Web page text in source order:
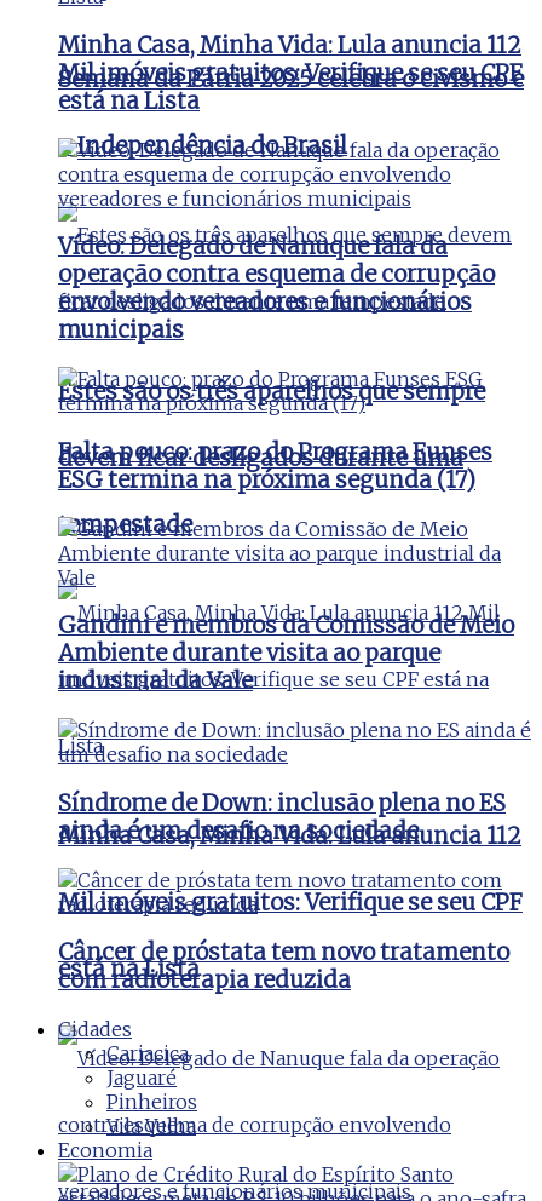
Semana da Pátria 2025 celebra o civismo e
a Independência do Brasil
Estes são os três aparelhos que sempre
devem ficar desligados durante uma
tempestade
Minha Casa, Minha Vida: Lula anuncia 112
Mil imóveis gratuitos: Verifique se seu CPF
está na Lista
Minha Casa, Minha Vida: Lula anuncia 112
Mil imóveis gratuitos: Verifique se seu CPF
está na Lista
Vídeo: Delegado de Nanuque fala da
operação contra esquema de corrupção
envolvendo vereadores e funcionários
municipais
Falta pouco: prazo do Programa Funses
ESG termina na próxima segunda (17)
Gandini e membros da Comissão de Meio
Ambiente durante visita ao parque
industrial da Vale
Síndrome de Down: inclusão plena no ES
ainda é um desafio na sociedade
Câncer de próstata tem novo tratamento
com radioterapia reduzida
Cidades
Cariacica
Jaguaré
Pinheiros
Vila Velha
Economia